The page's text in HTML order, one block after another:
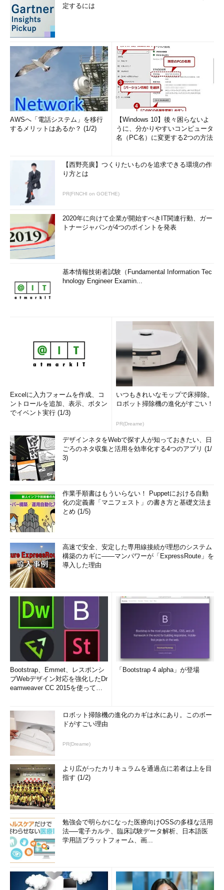
定するには
AWSへ「電話システム」を移行
するメリットはあるか？ (1/2)
【Windows 10】後々困らないよ
うに、分かりやすいコンピュータ
名（PC名）に変更する2つの方法
【西野亮廣】つくりたいものを追求できる環境の作
り方とは
PR(FINCHI on GOETHE)
2020年に向けて企業が開始すべきIT関連行動、ガー
トナージャパンが4つのポイントを発表
基本情報技術者試験（Fundamental Information Tec
hnology Engineer Examin...
Excelに入力フォームを作成、コ
ントロールを追加、表示、ボタン
でイベント実行 (1/3)
いつもきれいなモップで床掃除。
ロボット掃除機の進化がすごい！
PR(Dreame)
デザインネタをWebで探す人が知っておきたい、日
ごろのネタ収集と活用を効率化する4つのアプリ (1/
3)
作業手順書はもういらない！ Puppetにおける自動
化の定義書「マニフェスト」の書き方と基礎文法ま
とめ (1/5)
高速で安全、安定した専用線接続が理想のシステム
構築のカギに――マンパワーが「ExpressRoute」を
導入した理由
Bootstrap、Emmet、レスポンシ
ブWebデザイン対応を強化したDr
eamweaver CC 2015を使って
「Bootstrap 4 alpha」が登場
ロボット掃除機の進化のカギは水にあり。このボー
ドがすごい理由
PR(Dreame)
より広がったカリキュラムを通過点に若者は上を目
指す (1/2)
勉強会で明らかになった医療向けOSSの多様な活用
法──電子カルテ、臨床試験データ解析、日本語医
学用語プラットフォーム、画...